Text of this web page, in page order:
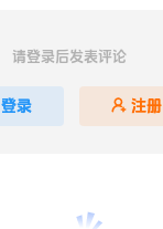
请登录后发表评论
登录 注册